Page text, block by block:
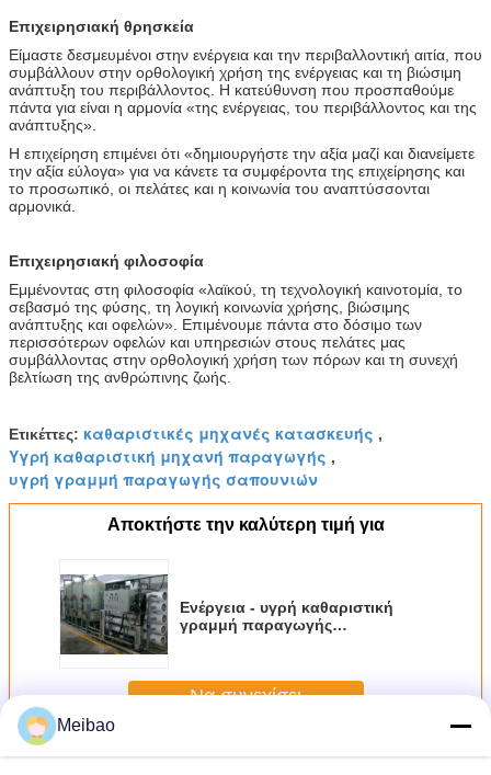
Επιχειρησιακή θρησκεία
Είμαστε δεσμευμένοι στην ενέργεια και την περιβαλλοντική αιτία, που
συμβάλλουν στην ορθολογική χρήση της ενέργειας και τη βιώσιμη
ανάπτυξη του περιβάλλοντος. Η κατεύθυνση που προσπαθούμε
πάντα για είναι η αρμονία «της ενέργειας, του περιβάλλοντος και της
ανάπτυξης».
Η επιχείρηση επιμένει ότι «δημιουργήστε την αξία μαζί και διανείμετε
την αξία εύλογα» για να κάνετε τα συμφέροντα της επιχείρησης και
το προσωπικό, οι πελάτες και η κοινωνία του αναπτύσσονται
αρμονικά.
Επιχειρησιακή φιλοσοφία
Εμμένοντας στη φιλοσοφία «λαϊκού, τη τεχνολογική καινοτομία, το
σεβασμό της φύσης, τη λογική κοινωνία χρήσης, βιώσιμης
ανάπτυξης και οφελών». Επιμένουμε πάντα στο δόσιμο των
περισσότερων οφελών και υπηρεσιών στους πελάτες μας
συμβάλλοντας στην ορθολογική χρήση των πόρων και τη συνεχή
βελτίωση της ανθρώπινης ζωής.
Ετικέττες: καθαριστικές μηχανές κατασκευής ,
Υγρή καθαριστική μηχανή παραγωγής ,
υγρή γραμμή παραγωγής σαπουνιών
Αποκτήστε την καλύτερη τιμή για
Ενέργεια - υγρή καθαριστική
γραμμή παραγωγής
Να συνεχίσει
ΠερισσότεροιΥγρή καθαριστική γραμμή παραγωγής
Meibao